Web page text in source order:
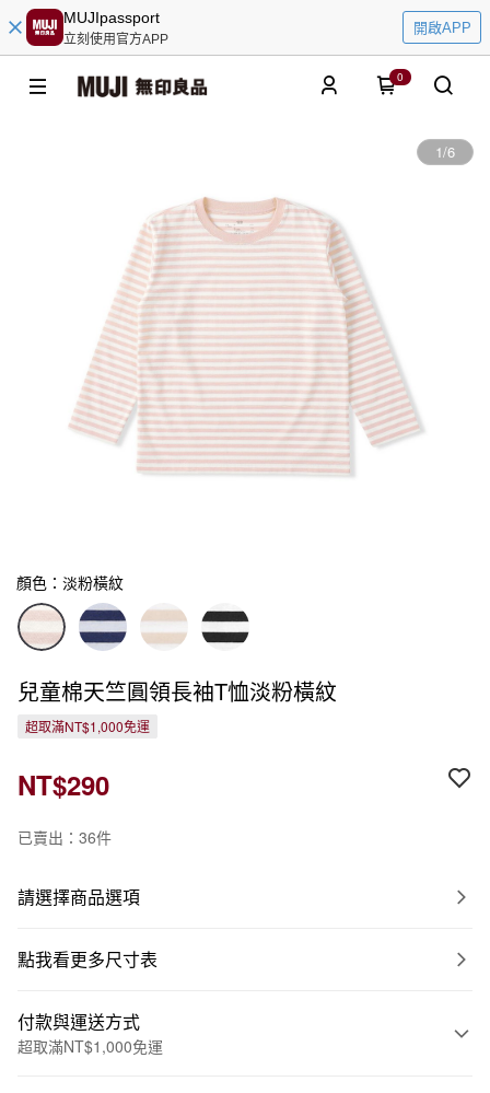
MUJIpassport
立刻使用官方APP
開啟APP
0
1/6
顏色：淡粉橫紋
兒童棉天竺圓領長袖T恤淡粉橫紋
超取滿NT$1,000免運
NT$290
已賣出：36件
請選擇商品選項
點我看更多尺寸表
付款與運送方式
超取滿NT$1,000免運